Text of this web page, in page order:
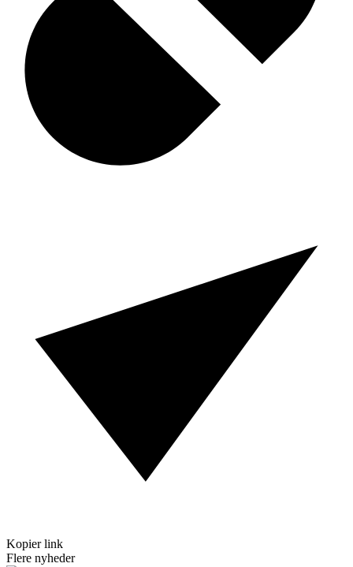
Kopier link
Flere nyheder